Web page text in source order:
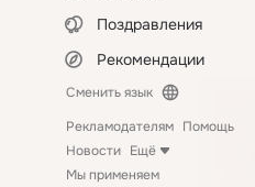
Поздравления
Рекомендации
Сменить язык
Рекламодателям Помощь
Новости Ещё
Мы применяем